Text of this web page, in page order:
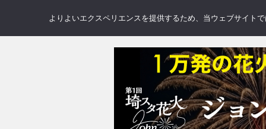
NEWS REVIEWS
よりよいエクスペリエンスを提供するため、当ウェブサイト